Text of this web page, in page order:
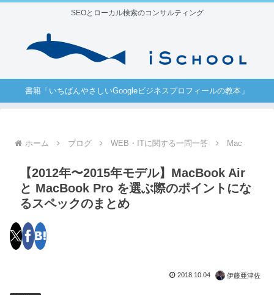
SEOとローカル検索のコンサルティング
書籍「いちばんやさしいGoogleビジネスプロフィールの教本」
ホーム ブログ WEB・ITに関する一問一答 Mac
【2012年〜2015年モデル】MacBook Air
と MacBook Pro を選ぶ際のポイントにな
るスペックのまとめ
2018.10.04 伊藤亜津佐